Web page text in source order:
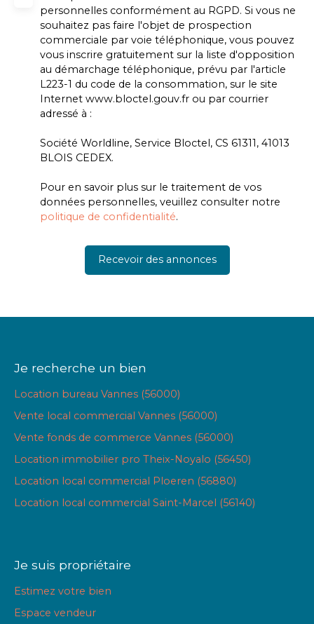
personnelles conformément au RGPD. Si vous ne
souhaitez pas faire l'objet de prospection
commerciale par voie téléphonique, vous pouvez
vous inscrire gratuitement sur la liste d'opposition
au démarchage téléphonique, prévu par l'article
L223-1 du code de la consommation, sur le site
Internet www.bloctel.gouv.fr ou par courrier
adressé à :
Société Worldline, Service Bloctel, CS 61311, 41013
BLOIS CEDEX.
Pour en savoir plus sur le traitement de vos
données personnelles, veuillez consulter notre
politique de confidentialité.
Recevoir des annonces
Je recherche un bien
Location bureau Vannes (56000)
Vente local commercial Vannes (56000)
Vente fonds de commerce Vannes (56000)
Location immobilier pro Theix-Noyalo (56450)
Location local commercial Ploeren (56880)
Location local commercial Saint-Marcel (56140)
Je suis propriétaire
Estimez votre bien
Espace vendeur